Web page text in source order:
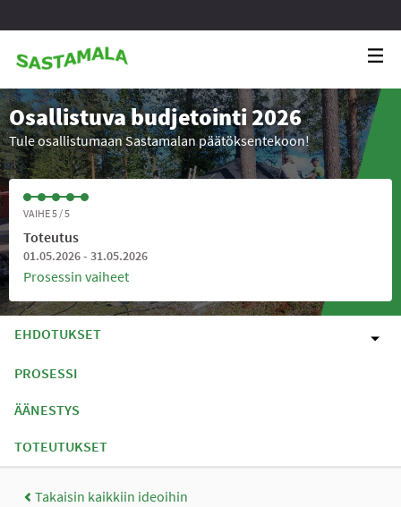
Osallistuva budjetointi 2026
Tule osallistumaan Sastamalan päätöksentekoon!
VAIHE 5 / 5
Toteutus
01.05.2026 - 31.05.2026
Prosessin vaiheet
EHDOTUKSET
PROSESSI
ÄÄNESTYS
TOTEUTUKSET
Takaisin kaikkiin ideoihin